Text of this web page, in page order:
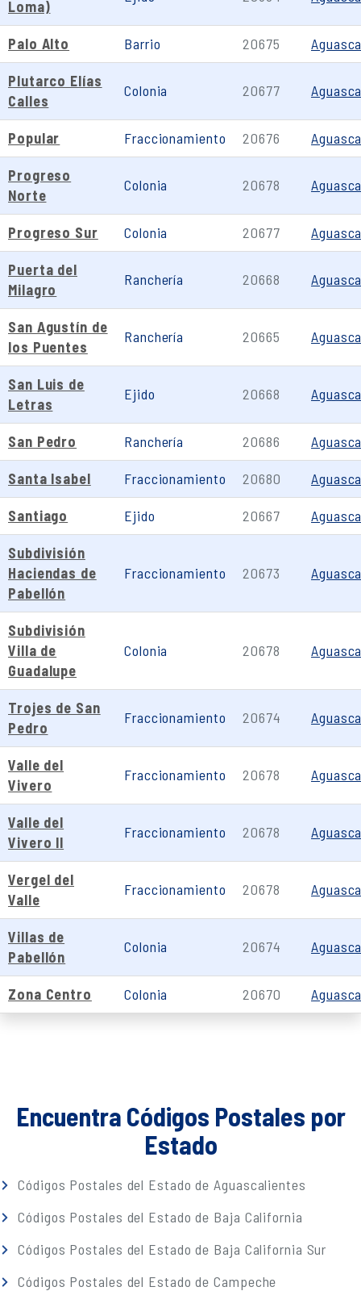
Loma)
Palo Alto Barrio 20675
Plutarco Elías
Calles
Colonia 20677
Popular Fraccionamiento 20676
Progreso
Norte
Colonia 20678
Progreso Sur Colonia 20677
Puerta del
Milagro
Ranchería 20668
San Agustín de
los Puentes
Ranchería 20665
San Luis de
Letras
Ejido 20668
San Pedro Ranchería 20686
Santa Isabel Fraccionamiento 20680
Santiago Ejido 20667
Subdivisión
Haciendas de
Pabellón
Fraccionamiento 20673
Subdivisión
Villa de
Guadalupe
Colonia 20678
Trojes de San
Pedro
Fraccionamiento 20674
Valle del
Vivero
Fraccionamiento 20678
Valle del
Vivero II
Fraccionamiento 20678
Vergel del
Valle
Fraccionamiento 20678
Villas de
Pabellón
Colonia 20674
Zona Centro Colonia 20670
Encuentra Códigos Postales por
Estado
Códigos Postales del Estado de Aguascalientes
Códigos Postales del Estado de Baja California
Códigos Postales del Estado de Baja California Sur
Códigos Postales del Estado de Campeche